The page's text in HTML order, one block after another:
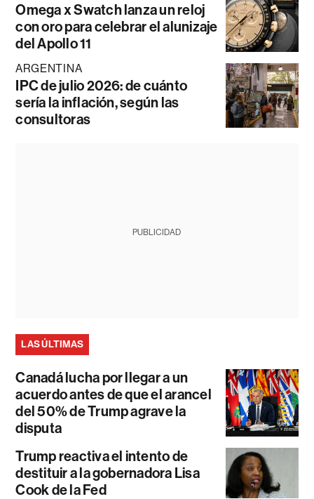
Omega x Swatch lanza un reloj
con oro para celebrar el alunizaje
del Apollo 11
ARGENTINA
IPC de julio 2026: de cuánto
sería la inflación, según las
consultoras
PUBLICIDAD
LAS ÚLTIMAS
Canadá lucha por llegar a un
acuerdo antes de que el arancel
del 50% de Trump agrave la
disputa
Trump reactiva el intento de
destituir a la gobernadora Lisa
Cook de la Fed